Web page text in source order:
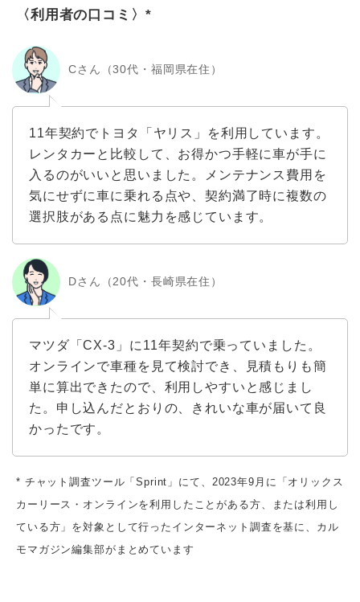
〈利用者の口コミ〉*
Cさん（30代・福岡県在住）
11年契約でトヨタ「ヤリス」を利用しています。
レンタカーと比較して、お得かつ手軽に車が手に
入るのがいいと思いました。メンテナンス費用を
気にせずに車に乗れる点や、契約満了時に複数の
選択肢がある点に魅力を感じています。
Dさん（20代・長崎県在住）
マツダ「CX-3」に11年契約で乗っていました。
オンラインで車種を見て検討でき、見積もりも簡
単に算出できたので、利用しやすいと感じまし
た。申し込んだとおりの、きれいな車が届いて良
かったです。
* チャット調査ツール「Sprint」にて、2023年9月に「オリックス
カーリース・オンラインを利用したことがある方、または利用し
ている方」を対象として行ったインターネット調査を基に、カル
モマガジン編集部がまとめています